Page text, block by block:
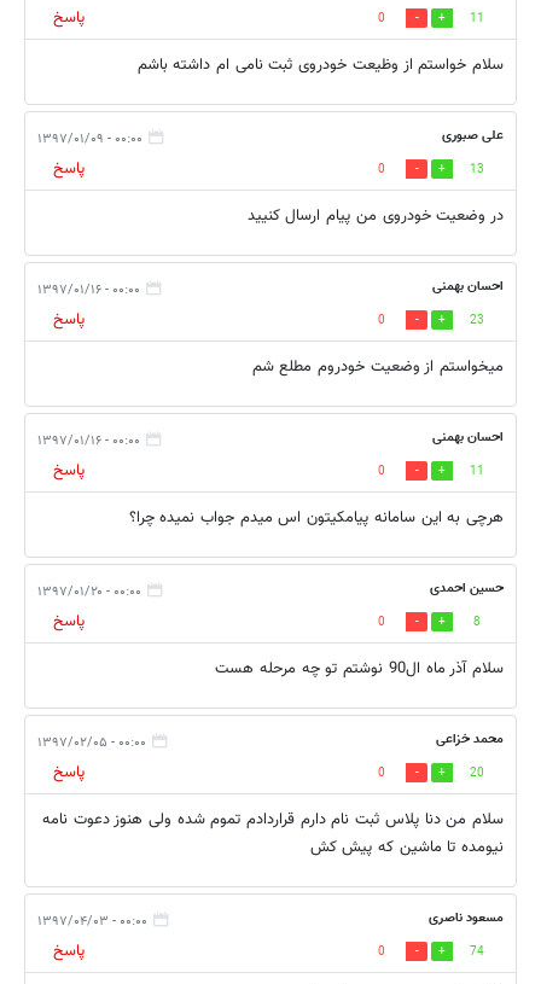
11
0
پاسخ
سلام خواستم از وظیعت خودروی ثبت نامی ام داشته باشم
علی صبوری ۰۰:۰۰ - ۱۳۹۷/۰۱/۰۹
13
0
پاسخ
در وضعیت خودروی من پیام ارسال کنیید
احسان بهمنی ۰۰:۰۰ - ۱۳۹۷/۰۱/۱۶
23
0
پاسخ
میخواستم از وضعیت خودروم مطلع شم
احسان بهمنی ۰۰:۰۰ - ۱۳۹۷/۰۱/۱۶
11
0
پاسخ
هرچی به این سامانه پیامکیتون اس میدم جواب نمیده چرا؟
حسین احمدی ۰۰:۰۰ - ۱۳۹۷/۰۱/۲۰
8
0
پاسخ
سلام آذر ماه ال90 نوشتم تو چه مرحله هست
محمد خزاعی ۰۰:۰۰ - ۱۳۹۷/۰۲/۰۵
20
0
پاسخ
سلام من دنا پلاس ثبت نام دارم قراردادم تموم شده ولی هنوز دعوت نامه
نیومده تا ماشین که پیش کش
مسعود ناصری ۰۰:۰۰ - ۱۳۹۷/۰۴/۰۳
74
0
پاسخ